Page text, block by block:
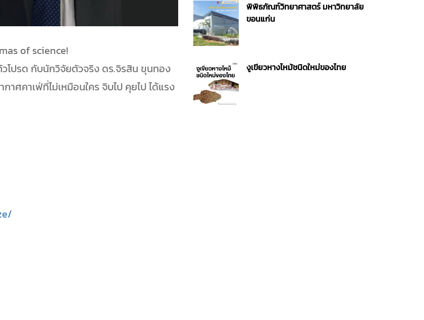
of science!
โปรด กับนักวิจัยตัวจริง ดร.จิรสิน ขุนทอง
ศคาเฟ่ที่ไม่เหมือนใคร จิบไป คุยไป ได้แรง
พิพิธภัณฑ์วิทยาศาสตร์ มหาวิทยาลัย
ขอนแก่น
งูเขียวหางไหม้ชนิดใหม่ของไทย